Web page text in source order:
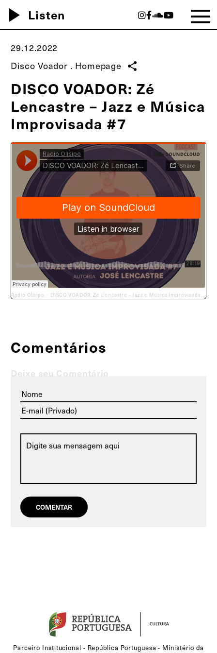
play_arrow Listen
29.12.2022
Disco Voador . Homepage share
DISCO VOADOR: Zé
Lencastre – Jazz e Música
Improvisada #7
Radio Olisipo · DISCO VOADOR: Zé Lencastre - Jazz e Música Improvisada #7
Comentários
Deixe seu Comentário
Parceiro Institucional - República Portuguesa - Ministério da